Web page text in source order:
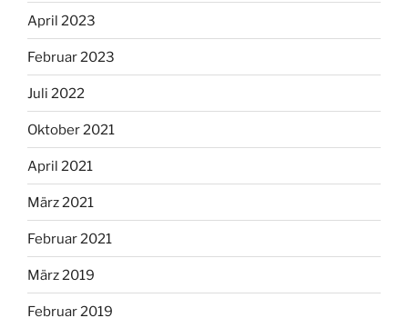
April 2023
Februar 2023
Juli 2022
Oktober 2021
April 2021
März 2021
Februar 2021
März 2019
Februar 2019